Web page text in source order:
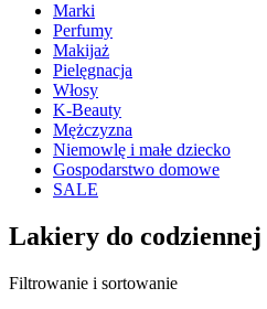
Marki
Perfumy
Makijaż
Pielęgnacja
Włosy
K-Beauty
Mężczyzna
Niemowlę i małe dziecko
Gospodarstwo domowe
SALE
Lakiery do codziennej
Filtrowanie i sortowanie